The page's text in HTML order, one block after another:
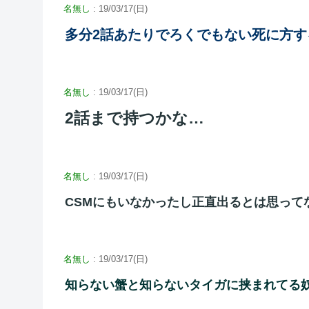
名無し : 19/03/17(日)
多分2話あたりでろくでもない死に方
名無し : 19/03/17(日)
2話まで持つかな…
名無し : 19/03/17(日)
CSMにもいなかったし正直出るとは思って
名無し : 19/03/17(日)
知らない蟹と知らないタイガに挟まれてる